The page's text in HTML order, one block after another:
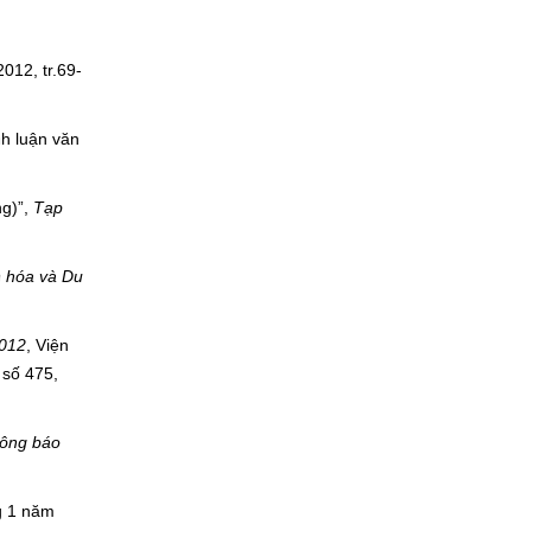
tr.69-
luận văn
Tạp
hóa và Du
, Viện
475,
báo
1 năm